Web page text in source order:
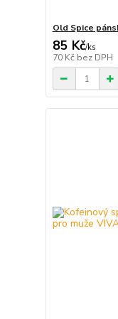
Old Spice
85 Kč/ks
70 Kč bez DPH